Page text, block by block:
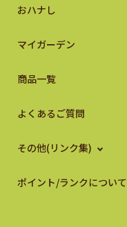
おハナし
マイガーデン
商品一覧
よくあるご質問
その他(リンク集)
ポイント/ランクについて